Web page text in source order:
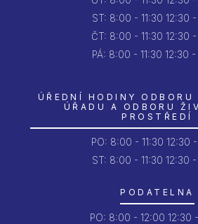
ST: 8:00 - 11:30 12:30 -
ČT: 8:00 - 11:30 12:30
PÁ: 8:00 - 11:30 12:30 -
ÚŘEDNÍ HODINY ODBORU
ÚŘADU A ODBORU
PROSTŘEDÍ
PO: 8:00 - 11:30 12:30
ST: 8:00 - 11:30 12:30 -
PODATELNA
PO: 8:00 - 12:00 12:30